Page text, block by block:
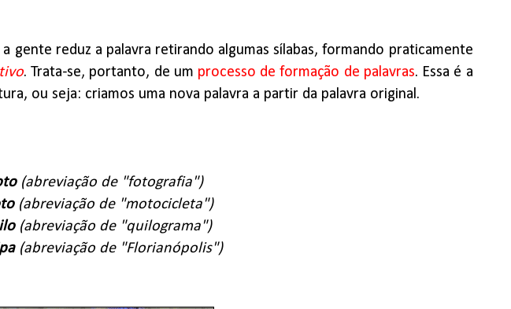
a gente reduz a palavra retirando algumas sílabas, formando praticamente
. Trata-se, portanto, de um processo de formação de palavras. Essa é a
ou seja: criamos uma nova palavra a partir da palavra original.
(abreviação de "fotografia")
(abreviação de "motocicleta")
(abreviação de "quilograma")
(abreviação de "Florianópolis")